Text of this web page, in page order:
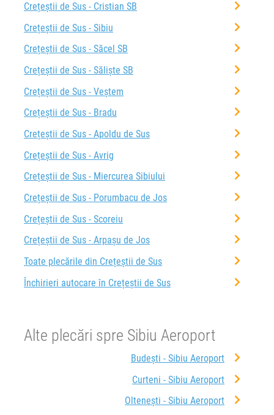
Crețeștii de Sus - Cristian SB
Crețeștii de Sus - Sibiu
Crețeștii de Sus - Săcel SB
Crețeștii de Sus - Săliște SB
Crețeștii de Sus - Veștem
Crețeștii de Sus - Bradu
Crețeștii de Sus - Apoldu de Sus
Crețeștii de Sus - Avrig
Crețeștii de Sus - Miercurea Sibiului
Crețeștii de Sus - Porumbacu de Jos
Crețeștii de Sus - Scoreiu
Crețeștii de Sus - Arpașu de Jos
Toate plecările din Crețeștii de Sus
Închirieri autocare în Crețeștii de Sus
Alte plecări spre Sibiu Aeroport
Budești - Sibiu Aeroport
Curteni - Sibiu Aeroport
Oltenești - Sibiu Aeroport